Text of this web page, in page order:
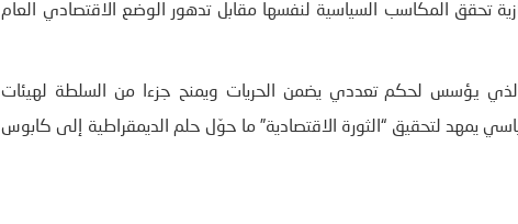
تحقق المكاسب السياسية لنفسها مقابل تدهور الوضع الاقتصادي العام
من نجاحها في التوافق على دستور 2014 الذي يؤسس لحكم تعددي يضمن الحريات ويمنح جزءا من السلطة لهيئات
يمهد لتحقيق “الثورة الاقتصادية” ما حوّل حلم الديمقراطية إلى كابوس